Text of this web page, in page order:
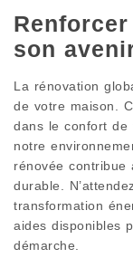
son
La rénovation
de votre maison.
dans le confort de
notre
rénovée
durable.
transformation
aides disponibles
démarche.